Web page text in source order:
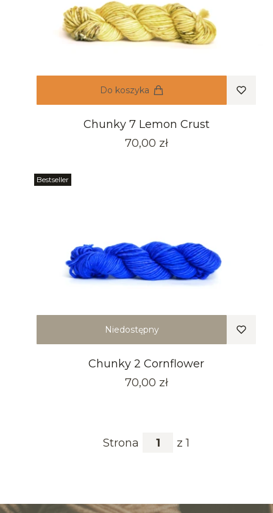
Do koszyka
Chunky 7 Lemon Crust
Cena
70,00 zł
Bestseller
Niedostępny
Chunky 2 Cornflower
Cena
70,00 zł
Strona z 1